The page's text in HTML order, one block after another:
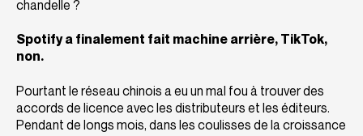
chandelle ?
Spotify a finalement fait machine arrière, TikTok,
non.
Pourtant le réseau chinois a eu un mal fou à trouver des
accords de licence avec les distributeurs et les éditeurs.
Pendant de longs mois, dans les coulisses de la croissance